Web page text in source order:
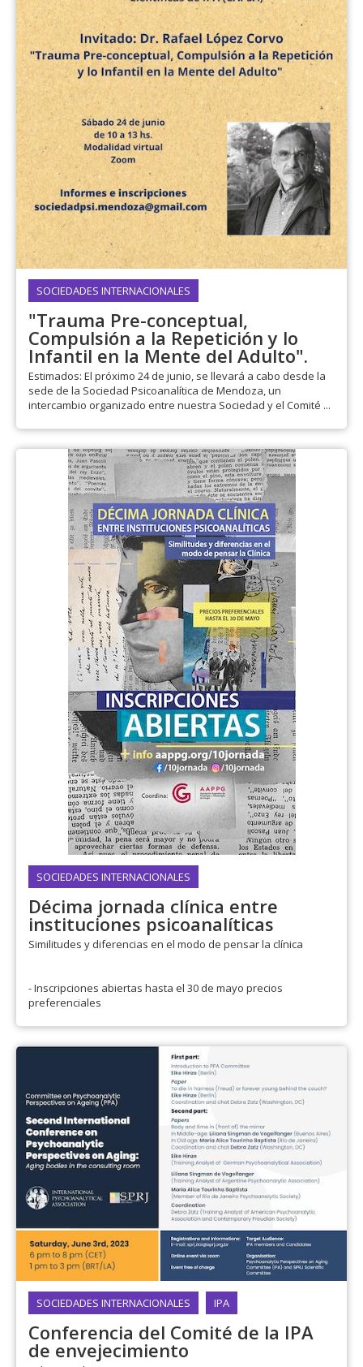
SOCIEDADES INTERNACIONALES
"Trauma Pre-conceptual,
Compulsión a la Repetición y lo
Infantil en la Mente del Adulto".
Estimados: El próximo 24 de junio, se llevará a cabo desde la
sede de la Sociedad Psicoanalítica de Mendoza, un
intercambio organizado entre nuestra Sociedad y el Comité ...
SOCIEDADES INTERNACIONALES
Décima jornada clínica entre
instituciones psicoanalíticas
Similitudes y diferencias en el modo de pensar la clínica
- Inscripciones abiertas hasta el 30 de mayo precios
preferenciales
SOCIEDADES INTERNACIONALES IPA
Conferencia del Comité de la IPA
de envejecimiento